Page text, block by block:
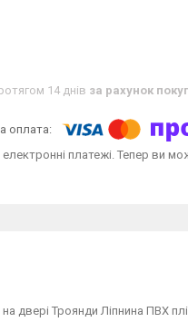
14 днів за рахунок
електронні платежі. Тепер ви
двері Троянди Ліпнина ПВХ